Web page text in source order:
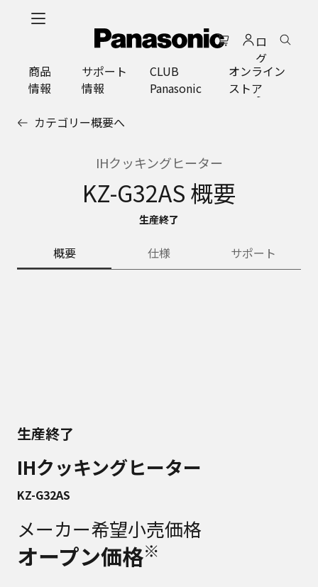
ロ
グ
イ
ン
商品
情報
サポート
情報
CLUB
Panasonic
オンライン
ストア
カテゴリー概要へ
IHクッキングヒーター
KZ-G32AS 概要
生産終了
概要 仕様 サポート
生産終了
IHクッキングヒーター
KZ-G32AS
メーカー希望小売価格
オープン価格※